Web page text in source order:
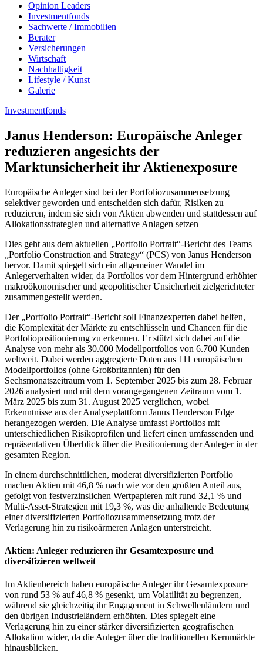
Opinion Leaders
Investmentfonds
Sachwerte / Immobilien
Berater
Versicherungen
Wirtschaft
Nachhaltigkeit
Lifestyle / Kunst
Galerie
Investmentfonds
Janus Henderson: Europäische Anleger
reduzieren angesichts der
Marktunsicherheit ihr Aktienexposure
Europäische Anleger sind bei der Portfoliozusammensetzung
selektiver geworden und entscheiden sich dafür, Risiken zu
reduzieren, indem sie sich von Aktien abwenden und stattdessen auf
Allokationsstrategien und alternative Anlagen setzen
Dies geht aus dem aktuellen „Portfolio Portrait“-Bericht des Teams
„Portfolio Construction and Strategy“ (PCS) von Janus Henderson
hervor. Damit spiegelt sich ein allgemeiner Wandel im
Anlegerverhalten wider, da Portfolios vor dem Hintergrund erhöhter
makroökonomischer und geopolitischer Unsicherheit zielgerichteter
zusammengestellt werden.
Der „Portfolio Portrait“-Bericht soll Finanzexperten dabei helfen,
die Komplexität der Märkte zu entschlüsseln und Chancen für die
Portfoliopositionierung zu erkennen. Er stützt sich dabei auf die
Analyse von mehr als 30.000 Modellportfolios von 6.700 Kunden
weltweit. Dabei werden aggregierte Daten aus 111 europäischen
Modellportfolios (ohne Großbritannien) für den
Sechsmonatszeitraum vom 1. September 2025 bis zum 28. Februar
2026 analysiert und mit dem vorangegangenen Zeitraum vom 1.
März 2025 bis zum 31. August 2025 verglichen, wobei
Erkenntnisse aus der Analyseplattform Janus Henderson Edge
herangezogen werden. Die Analyse umfasst Portfolios mit
unterschiedlichen Risikoprofilen und liefert einen umfassenden und
repräsentativen Überblick über die Positionierung der Anleger in der
gesamten Region.
In einem durchschnittlichen, moderat diversifizierten Portfolio
machen Aktien mit 46,8 % nach wie vor den größten Anteil aus,
gefolgt von festverzinslichen Wertpapieren mit rund 32,1 % und
Multi-Asset-Strategien mit 19,3 %, was die anhaltende Bedeutung
einer diversifizierten Portfoliozusammensetzung trotz der
Verlagerung hin zu risikoärmeren Anlagen unterstreicht.
Aktien: Anleger reduzieren ihr Gesamtexposure und
diversifizieren weltweit
Im Aktienbereich haben europäische Anleger ihr Gesamtexposure
von rund 53 % auf 46,8 % gesenkt, um Volatilität zu begrenzen,
während sie gleichzeitig ihr Engagement in Schwellenländern und
den übrigen Industrieländern erhöhten. Dies spiegelt eine
Verlagerung hin zu einer stärker diversifizierten geografischen
Allokation wider, da die Anleger über die traditionellen Kernmärkte
hinausblicken.